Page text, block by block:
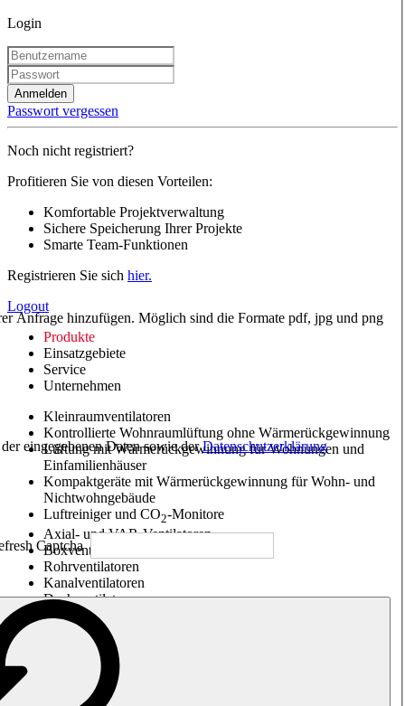
Login
Anmelden
Passwort vergessen
Noch nicht registriert?
Profitieren Sie von diesen Vorteilen:
Komfortable Projektverwaltung
Sichere Speicherung Ihrer Projekte
Smarte Team-Funktionen
Registrieren Sie sich hier.
Logout
Produkte
Einsatzgebiete
Service
Unternehmen
Kleinraumventilatoren
Kontrollierte Wohnraumlüftung ohne Wärmerückgewinnung
Lüftung mit Wärmerückgewinnung für Wohnungen und
Einfamilienhäuser
Kompaktgeräte mit Wärmerückgewinnung für Wohn- und
Nichtwohngebäude
Luftreiniger und CO2-Monitore
Axial- und VAR-Ventilatoren
Boxventilatoren
Rohrventilatoren
Kanalventilatoren
Dachventilatoren
Entrauchung, Rauchfreihaltung und Garagenlüftung
Impulsventilatoren
Explosionsgeschützte Ventilatoren
Messen. Steuern. Regeln.
Luftbehandlung
Mechanisches Zubehör
Anfrage hinzufügen. Möglich sind die Formate pdf, jpg und png
eingegebenen Daten sowie derDatenschutzerklärung